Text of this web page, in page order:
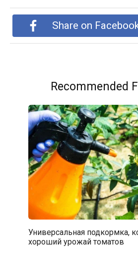
Share on
Recommended
Универсальная подкормка,
хороший урожай томатов